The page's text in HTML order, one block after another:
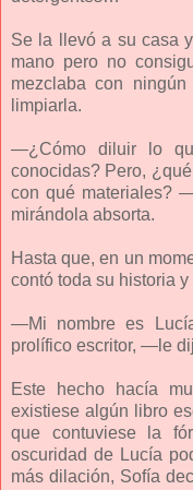
Se la llevó a su casa
mano pero no
mezclaba con
limpiarla.
—¿Cómo diluir lo
conocidas? Pero,
con qué materiales?
mirándola absorta.
Hasta que, en un
contó toda su historia
—Mi nombre es
prolífico escritor, —le
Este hecho hacía
existiese algún libro
que contuviese la
oscuridad de Lucía
más dilación, Sofía